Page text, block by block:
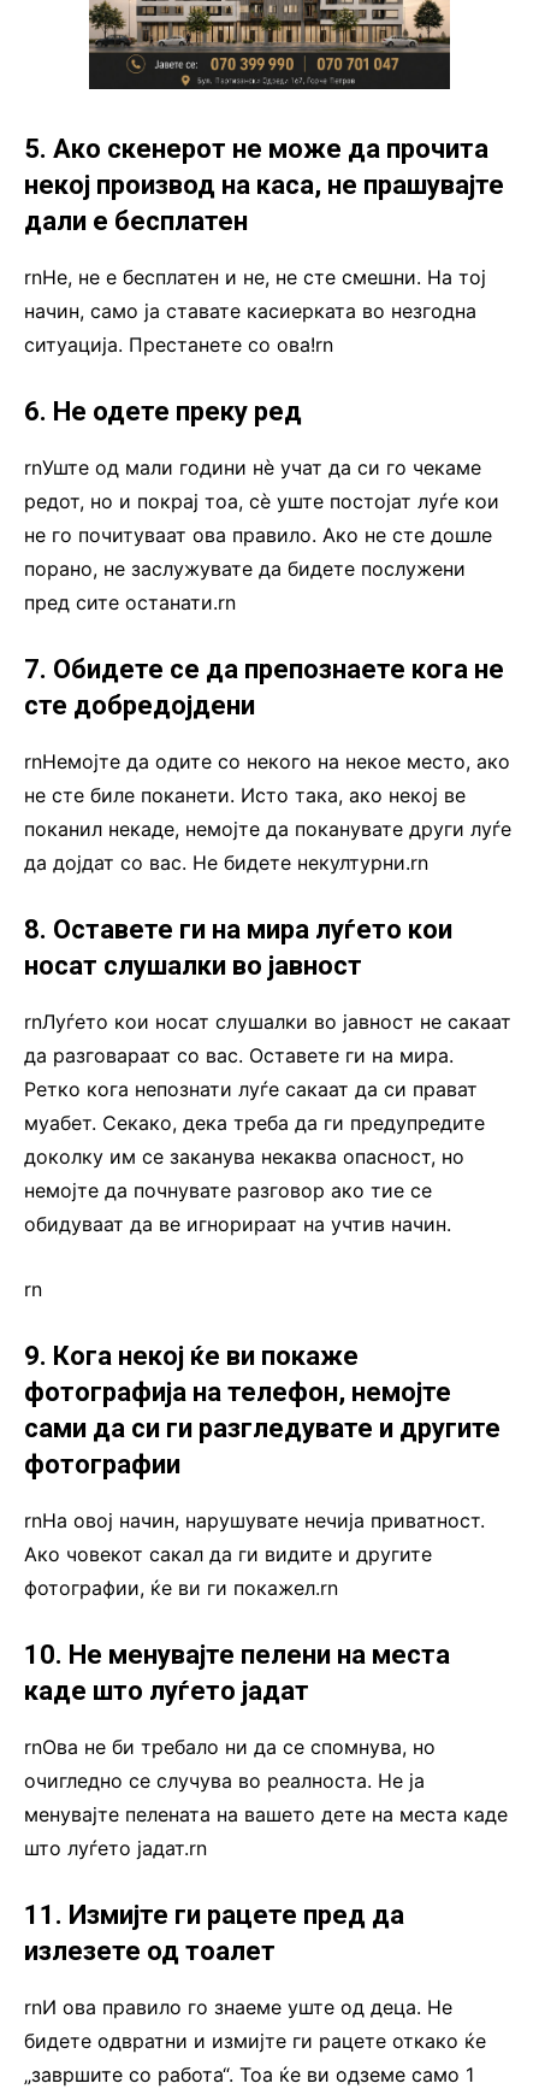
5. Ако скенерот не може да прочита
некој производ на каса, не прашувајте
дали е бесплатен
rnНе, не е бесплатен и не, не сте смешни. На тој
начин, само ја ставате касиерката во незгодна
ситуација. Престанете со ова!rn
6. Не одете преку ред
rnУште од мали години нѐ учат да си го чекаме
редот, но и покрај тоа, сѐ уште постојат луѓе кои
не го почитуваат ова правило. Ако не сте дошле
порано, не заслужувате да бидете послужени
пред сите останати.rn
7. Обидете се да препознаете кога не
сте добредојдени
rnНемојте да одите со некого на некое место, ако
не сте биле поканети. Исто така, ако некој ве
поканил некаде, немојте да поканувате други луѓе
да дојдат со вас. Не бидете некултурни.rn
8. Оставете ги на мира луѓето кои
носат слушалки во јавност
rnЛуѓето кои носат слушалки во јавност не сакаат
да разговараат со вас. Оставете ги на мира.
Ретко кога непознати луѓе сакаат да си прават
муабет. Секако, дека треба да ги предупредите
доколку им се заканува некаква опасност, но
немојте да почнувате разговор ако тие се
обидуваат да ве игнорираат на учтив начин.
rn
9. Кога некој ќе ви покаже
фотографија на телефон, немојте
сами да си ги разгледувате и другите
фотографии
rnНа овој начин, нарушувате нечија приватност.
Ако човекот сакал да ги видите и другите
фотографии, ќе ви ги покажел.rn
10. Не менувајте пелени на места
каде што луѓето јадат
rnОва не би требало ни да се спомнува, но
очигледно се случува во реалноста. Не ја
менувајте пелената на вашето дете на места каде
што луѓето јадат.rn
11. Измијте ги рацете пред да
излезете од тоалет
rnИ ова правило го знаеме уште од деца. Не
бидете одвратни и измијте ги рацете откако ќе
„завршите со работа“. Тоа ќе ви одземе само 1